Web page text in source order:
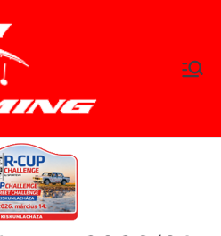
hegc
sitimi
Időtlen Idők